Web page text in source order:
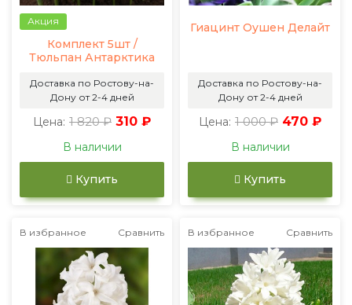
Акция
Комплект 5шт /
Тюльпан Антарктика
Доставка по Ростову-на-
Дону от 2-4 дней
Цена: 1 820 ₽ 310 ₽
В наличии
Купить
Гиацинт Оушен Делайт
Доставка по Ростову-на-
Дону от 2-4 дней
Цена: 1 000 ₽ 470 ₽
В наличии
Купить
В избранное Сравнить В избранное Сравнить